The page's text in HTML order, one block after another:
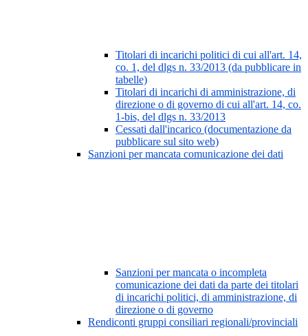
Titolari di incarichi politici di cui all'art. 14,
co. 1, del dlgs n. 33/2013 (da pubblicare in
tabelle)
Titolari di incarichi di amministrazione, di
direzione o di governo di cui all'art. 14, co.
1-bis, del dlgs n. 33/2013
Cessati dall'incarico (documentazione da
pubblicare sul sito web)
Sanzioni per mancata comunicazione dei dati
Sanzioni per mancata o incompleta
comunicazione dei dati da parte dei titolari
di incarichi politici, di amministrazione, di
direzione o di governo
Rendiconti gruppi consiliari regionali/provinciali